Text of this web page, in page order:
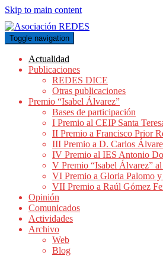
Skip to main content
Toggle navigation
Actualidad
Publicaciones
REDES DICE
Otras publicaciones
Premio “Isabel Álvarez”
Bases de participación
I Premio al CEIP Santa
II Premio a Francisco Prior
III Premio a D. Carlos
IV Premio al IES Antonio
V Premio “Isabel Álvarez”
VI Premio a Gloria Palomo y
VII Premio a Raúl Gómez
Opinión
Comunicados
Actividades
Archivo
Web
Blog